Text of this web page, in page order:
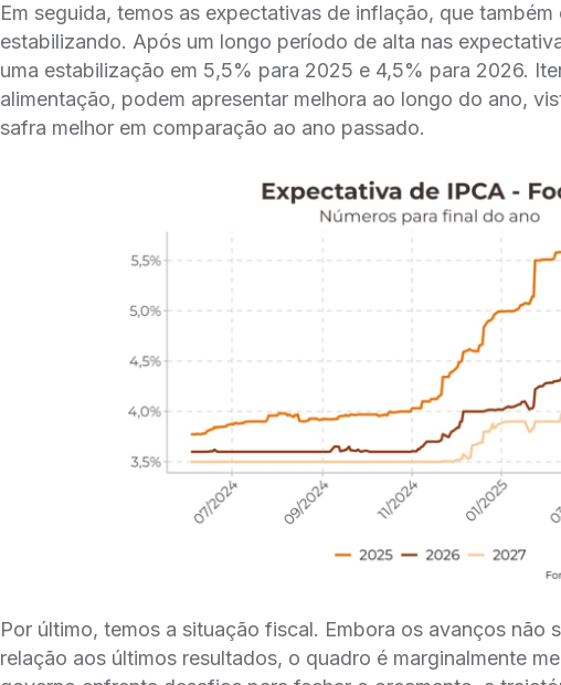
Em seguida, temos as expectativas de inflação, que
estabilizando. Após um longo período de alta nas
uma estabilização em 5,5% para 2025 e 4,5% para 2026.
alimentação, podem apresentar melhora ao longo do ano,
safra melhor em comparação ao ano passado.
Por último, temos a situação fiscal. Embora os avanços não
relação aos últimos resultados, o quadro é marginalmente